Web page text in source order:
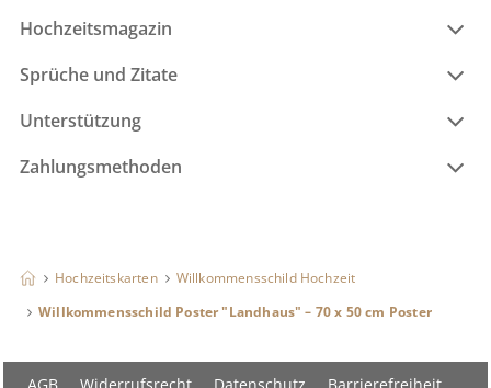
Hochzeitsmagazin
Sprüche und Zitate
Unterstützung
Zahlungsmethoden
Hochzeitskarten
Willkommensschild Hochzeit
Willkommensschild Poster "Landhaus" – 70 x 50 cm Poster
AGB Widerrufsrecht Datenschutz Barrierefreiheit